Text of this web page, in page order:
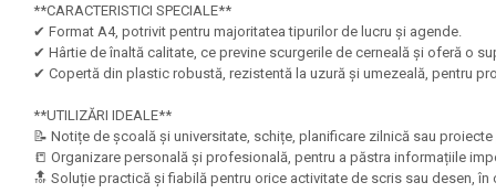
Glasata
Mape Birou/ Dosare Scolare
Rigle, echere si raportor
plastic
**CARACTERISTICI SPECIALE**
✔ Format A4, potrivit pentru majoritatea tipurilor de lucru și agende.
✔ Hârtie de înaltă calitate, ce previne scurgerile de cerneală și oferă o
✔ Copertă din plastic robustă, rezistentă la uzură și umezeală, pentru
**UTILIZĂRI IDEALE**
📝 Notițe de școală și universitate, schițe, planificare zilnică sau
📒 Organizare personală și profesională, pentru a păstra informațiile
🔝 Soluție practică și fiabilă pentru orice activitate de scris sau desen, în